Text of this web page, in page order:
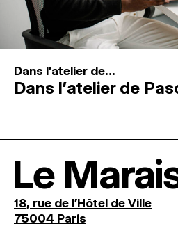
Dans l'atelier de...
Dans l’atelier de
Le
18, rue de l'Hôtel de Ville
75004 Paris